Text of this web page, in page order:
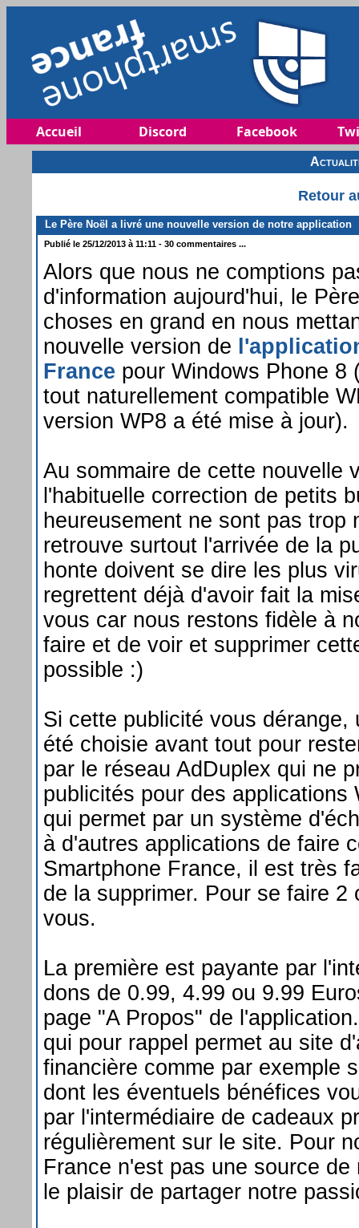
Accueil Discord Facebook
Retour
Le Père Noël a livré une nouvelle version de notre application
Publié le 25/12/2013 à 11:11 - 30 commentaires ...
Alors que nous ne comptions
d'information aujourd'hui, le
choses en grand en nous
nouvelle version de
France pour Windows Phone 8
tout naturellement compatible
version WP8 a été mise à jour).
Au sommaire de cette nouvelle
l'habituelle correction de petits
heureusement ne sont pas trop
retrouve surtout l'arrivée de la
honte doivent se dire les plus
regrettent déjà d'avoir fait la
vous car nous restons fidèle à
faire et de voir et supprimer
possible :)
Si cette publicité vous dérange,
été choisie avant tout pour
par le réseau AdDuplex qui ne
publicités pour des applications
qui permet par un système
à d'autres applications de faire
Smartphone France, il est très
de la supprimer. Pour se faire 2
vous.
La première est payante par
dons de 0.99, 4.99 ou 9.99
page "A Propos" de
qui pour rappel permet au site
financière comme par exemple
dont les éventuels bénéfices
par l'intermédiaire de cadeaux
régulièrement sur le site. Pour
France n'est pas une source
le plaisir de partager notre